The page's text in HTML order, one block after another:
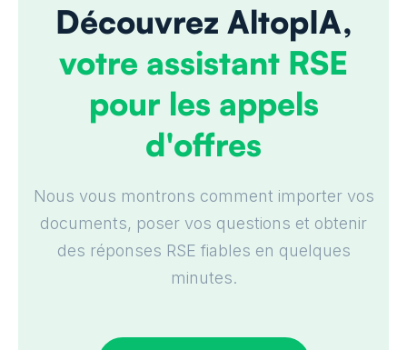
Découvrez AltopIA,
votre assistant RSE
pour les appels
d'offres
Nous vous montrons comment importer vos
documents, poser vos questions et obtenir
des réponses RSE fiables en quelques
minutes.